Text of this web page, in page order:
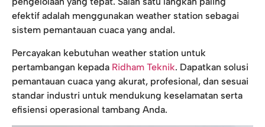
efektif adalah menggunakan weather station sebagai
sistem pemantauan cuaca yang andal.
Percayakan kebutuhan weather station untuk
pertambangan kepada Ridham Teknik. Dapatkan solusi
pemantauan cuaca yang akurat, profesional, dan sesuai
standar industri untuk mendukung keselamatan serta
efisiensi operasional tambang Anda.